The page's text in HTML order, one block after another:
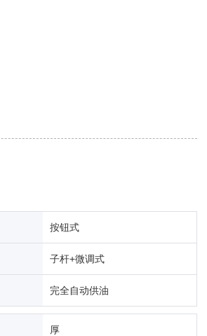
按钮式
子杆+微调式
完全自动供油
厚